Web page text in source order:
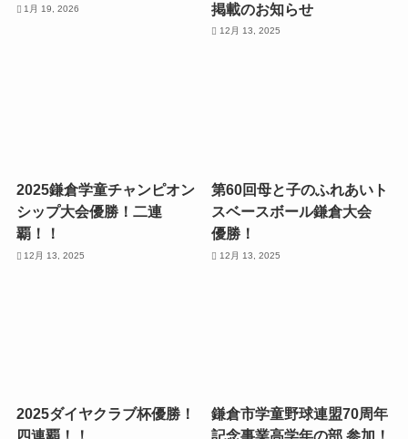
1月 19, 2026
掲載のお知らせ
12月 13, 2025
2025鎌倉学童チャンピオン
シップ大会優勝！二連
覇！！
12月 13, 2025
第60回母と子のふれあいト
スベースボール鎌倉大会
優勝！
12月 13, 2025
2025ダイヤクラブ杯優勝！
四連覇！！
鎌倉市学童野球連盟70周年
記念事業高学年の部 参加！